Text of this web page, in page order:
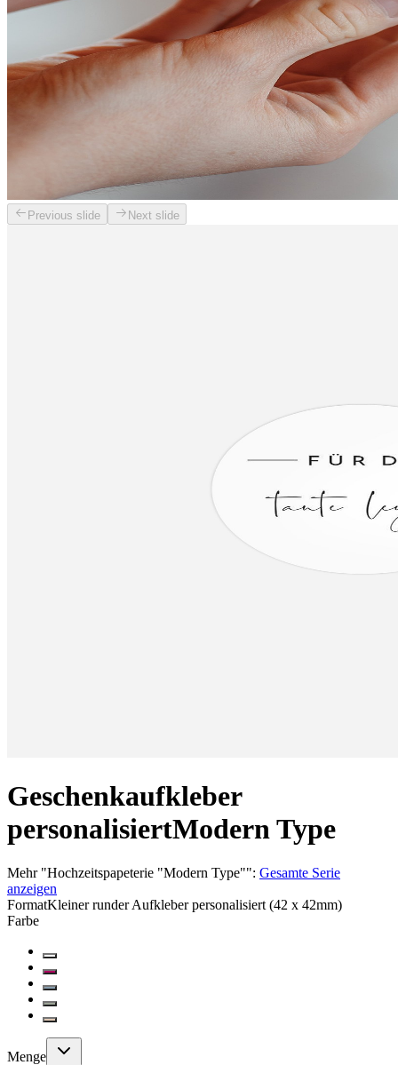
Previous slide Next slide
Geschenkaufkleber
personalisiertModern Type
Mehr"Hochzeitspapeterie "Modern Type"": Gesamte Serie
anzeigen
FormatKleiner runder Aufkleber personalisiert (42 x 42mm)
Farbe
Menge